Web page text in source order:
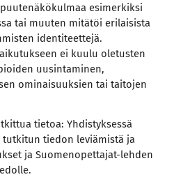
esimerkiksi
tai muuten mitätöi erilaisista
identiteettejä.
ei kuulu oletusten
uusintaminen,
ominaisuuksien tai taitojen
tietoa: Yhdistyksessä
tutkitun tiedon leviämistä ja
ja Suomenopettajat-lehden